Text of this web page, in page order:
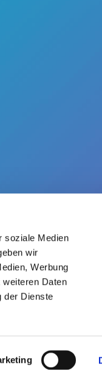
soziale Medien
wir
Werbung
Daten
der Dienste
Konformitätserklärung